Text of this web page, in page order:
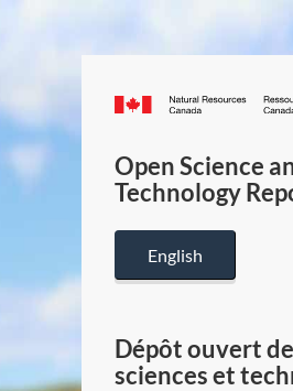
Canada.ca
Open Science
Technology
English
Dépôt ouvert
sciences et